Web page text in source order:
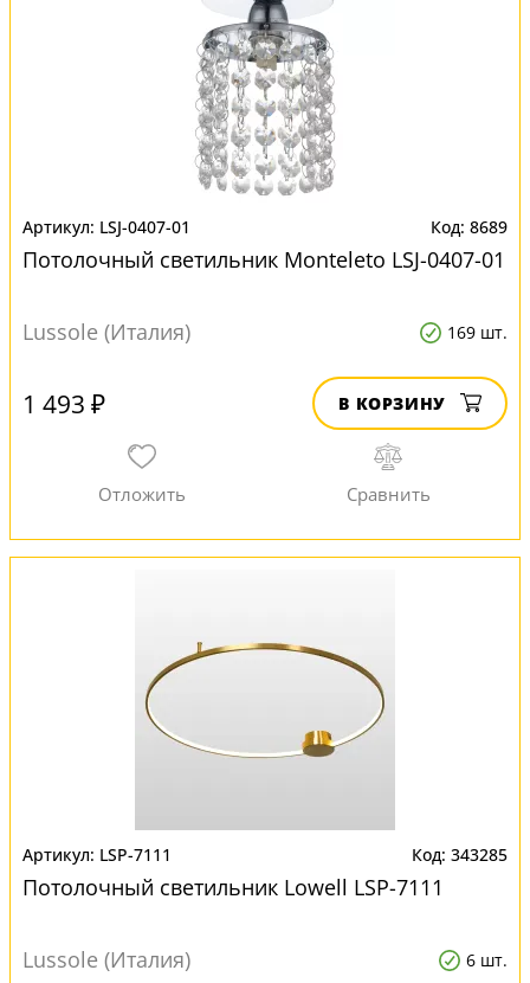
LSJ-0407-01 8689
Потолочный светильник Monteleto LSJ-0407-01
Lussole (Италия) 169 шт.
1 493 ₽ В КОРЗИНУ
LSP-7111 343285
Потолочный светильник Lowell LSP-7111
Lussole (Италия) 6 шт.